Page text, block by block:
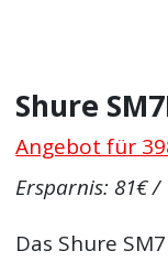
Shure
Angebot für
Ersparnis: 81€ /
Das Shure